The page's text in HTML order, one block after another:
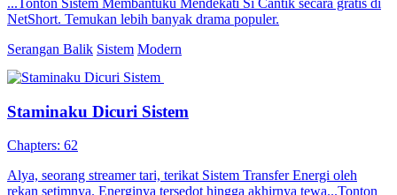
Hidup Bebas Berkat Sistem Jodoh
86 Episodes
Rama berkenalan dengan Aulia Pratama secara online dan mengaku
semua kebohongannya harus diwujudkan. Dengan bantuan sistem,
kisah cintanya dengan Aulia pun berkembang.
TycoonPemeran Utama PriaImajinasi Perkotaan